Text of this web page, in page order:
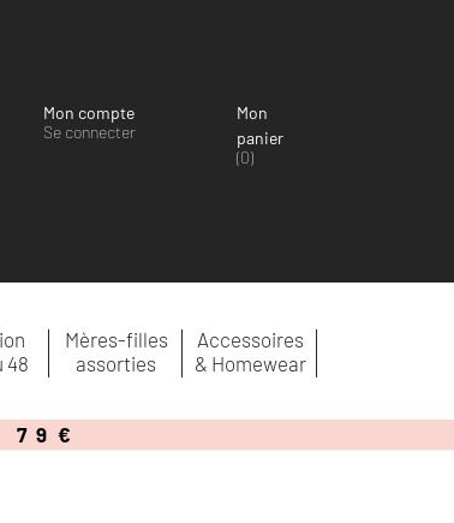
Mon compte
Se connecter
Mon
panier
(0)
48
Mères-filles
assorties
Accessoires
& Homewear